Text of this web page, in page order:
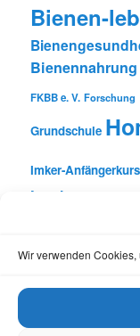
Wir verwenden
Bienen-
Bienennahrung
FKBB e. V. Forschung
Grundschule
Imker-Anfängerkurs
Insekten